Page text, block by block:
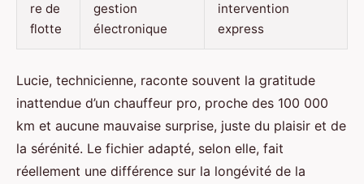
re de
flotte
gestion
électronique
intervention
express
Lucie, technicienne, raconte souvent la gratitude
inattendue d’un chauffeur pro, proche des 100 000
km et aucune mauvaise surprise, juste du plaisir et de
la sérénité. Le fichier adapté, selon elle, fait
réellement une différence sur la longévité de la